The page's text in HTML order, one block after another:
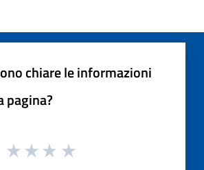
chiare le informazioni
pagina?